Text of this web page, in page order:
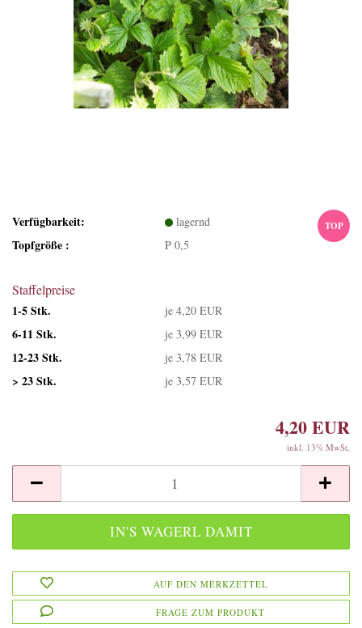
TOP
Verfügbarkeit: lagernd
Topfgröße : P 0,5
Staffelpreise
1-5 Stk.
je 4,20 EUR
6-11 Stk. je 3,99 EUR
12-23 Stk. je 3,78 EUR
> 23 Stk. je 3,57 EUR
4,20 EUR
inkl. 13% MwSt.
AUF DEN MERKZETTEL
FRAGE ZUM PRODUKT